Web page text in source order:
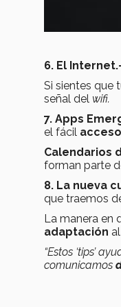
6. El
Si sientes que
señal del wifi.
7. Apps
el fácil
Calendarios
forman parte
8. La nueva
que traemos
La manera en
adaptación
“Estos ‘tips’
comunicamos